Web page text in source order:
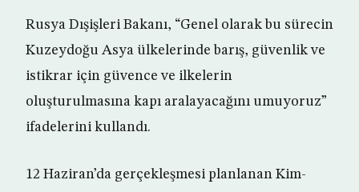
Rusya Dışişleri Bakanı, “Genel olarak bu sürecin
Kuzeydoğu Asya ülkelerinde barış, güvenlik ve
istikrar için güvence ve ilkelerin
oluşturulmasına kapı aralayacağını umuyoruz”
ifadelerini kullandı.
12 Haziran’da gerçekleşmesi planlanan Kim-